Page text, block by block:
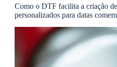
Como o DTF facilita a criação
personalizados para datas